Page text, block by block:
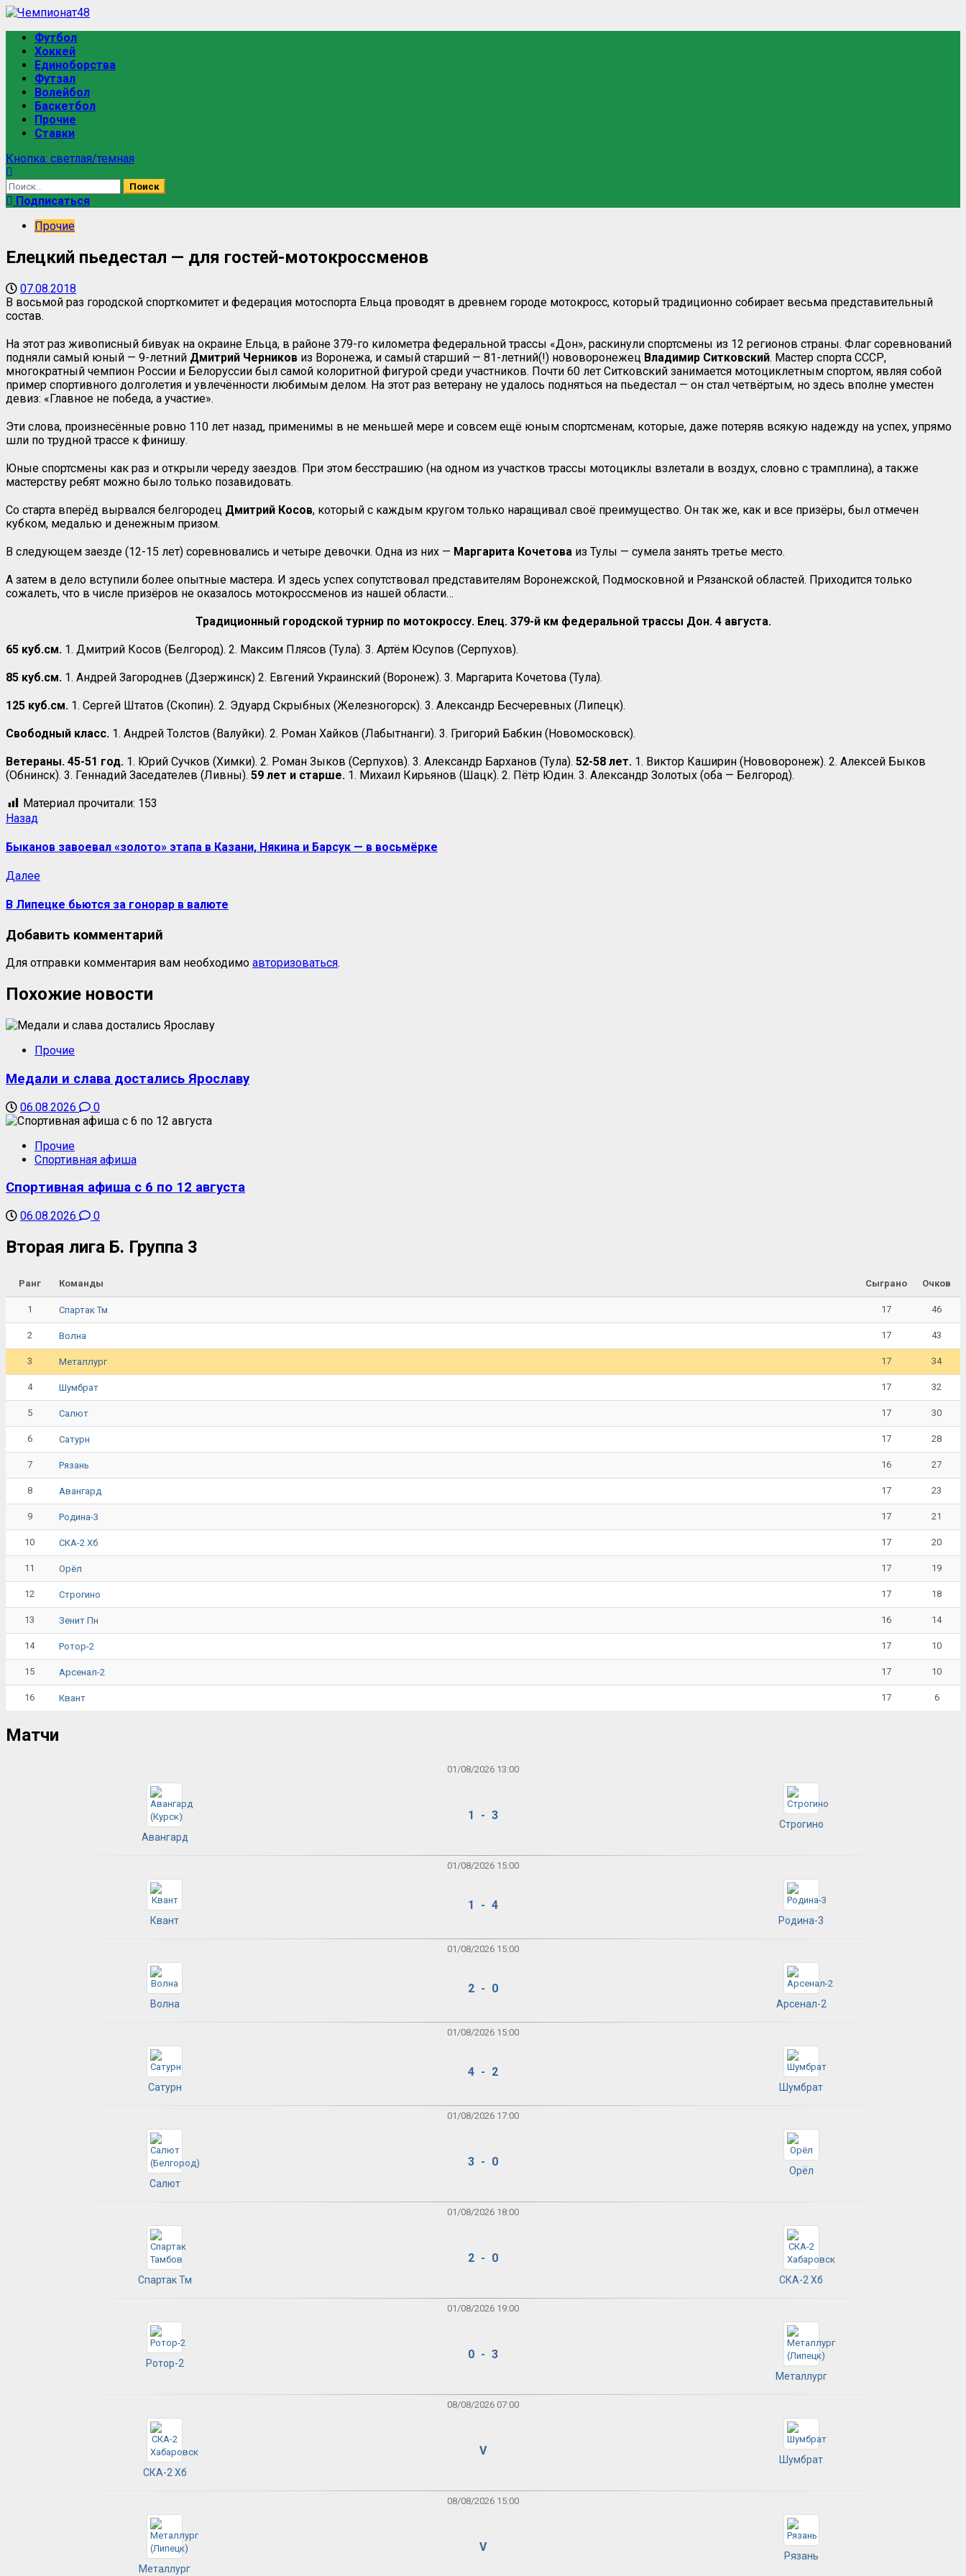
Футбол
Хоккей
Единоборства
Футзал
Волейбол
Баскетбол
Прочие
Ставки
Кнопка: светлая/темная
Подписаться
Прочие
Елецкий пьедестал — для гостей-мотокроссменов
07.08.2018
В восьмой раз городской спорткомитет и федерация мотоспорта Ельца проводят в древнем городе мотокросс, который традиционно собирает весьма представительный
состав.
На этот раз живописный бивуак на окраине Ельца, в районе 379-го километра федеральной трассы «Дон», раскинули спортсмены из 12 регионов страны. Флаг соревнований
подняли самый юный — 9-летний Дмитрий Черников из Воронежа, и самый старший — 81-летний(!) нововоронежец Владимир Ситковский. Мастер спорта СССР,
многократный чемпион России и Белоруссии был самой колоритной фигурой среди участников. Почти 60 лет Ситковский занимается мотоциклетным спортом, являя собой
пример спортивного долголетия и увлечённости любимым делом. На этот раз ветерану не удалось подняться на пьедестал — он стал четвёртым, но здесь вполне уместен
девиз: «Главное не победа, а участие».
Эти слова, произнесённые ровно 110 лет назад, применимы в не меньшей мере и совсем ещё юным спортсменам, которые, даже потеряв всякую надежду на успех, упрямо
шли по трудной трассе к финишу.
Юные спортсмены как раз и открыли череду заездов. При этом бесстрашию (на одном из участков трассы мотоциклы взлетали в воздух, словно с трамплина), а также
мастерству ребят можно было только позавидовать.
Со старта вперёд вырвался белгородец Дмитрий Косов, который с каждым кругом только наращивал своё преимущество. Он так же, как и все призёры, был отмечен
кубком, медалью и денежным призом.
В следующем заезде (12-15 лет) соревновались и четыре девочки. Одна из них — Маргарита Кочетова из Тулы — сумела занять третье место.
А затем в дело вступили более опытные мастера. И здесь успех сопутствовал представителям Воронежской, Подмосковной и Рязанской областей. Приходится только
сожалеть, что в числе призёров не оказалось мотокроссменов из нашей области…
Традиционный городской турнир по мотокроссу. Елец. 379-й км федеральной трассы Дон. 4 августа.
65 куб.см. 1. Дмитрий Косов (Белгород). 2. Максим Плясов (Тула). 3. Артём Юсупов (Серпухов).
85 куб.см. 1. Андрей Загороднев (Дзержинск) 2. Евгений Украинский (Воронеж). 3. Маргарита Кочетова (Тула).
125 куб.см. 1. Сергей Штатов (Скопин). 2. Эдуард Скрыбных (Железногорск). 3. Александр Бесчеревных (Липецк).
Свободный класс. 1. Андрей Толстов (Валуйки). 2. Роман Хайков (Лабытнанги). 3. Григорий Бабкин (Новомосковск).
Ветераны. 45-51 год. 1. Юрий Сучков (Химки). 2. Роман Зыков (Серпухов). 3. Александр Барханов (Тула). 52-58 лет. 1. Виктор Каширин (Нововоронеж). 2. Алексей Быков
(Обнинск). 3. Геннадий Заседателев (Ливны). 59 лет и старше. 1. Михаил Кирьянов (Шацк). 2. Пётр Юдин. 3. Александр Золотых (оба — Белгород).
Материал прочитали: 153
Назад
Быканов завоевал «золото» этапа в Казани, Някина и Барсук — в восьмёрке
Далее
В Липецке бьются за гонорар в валюте
Добавить комментарий
Для отправки комментария вам необходимо авторизоваться.
Похожие новости
Прочие
Медали и слава достались Ярославу
06.08.2026 0
Прочие
Спортивная афиша
Спортивная афиша с 6 по 12 августа
06.08.2026 0
Вторая лига Б. Группа 3
Ранг Команды Сыграно Очков
1 Спартак Тм 17 46
2 Волна 17 43
3 Металлург 17 34
4 Шумбрат 17 32
5 Салют 17 30
6 Сатурн 17 28
7 Рязань 16 27
8 Авангард 17 23
9 Родина-3 17 21
10 СКА-2 Хб 17 20
11 Орёл 17 19
12 Строгино 17 18
13 Зенит Пн 16 14
14 Ротор-2 17 10
15 Арсенал-2 17 10
16 Квант 17 6
Матчи
01/08/2026 13:00
Авангард
1 - 3
Строгино
01/08/2026 15:00
Квант
1 - 4
Родина-3
01/08/2026 15:00
Волна
2 - 0
Арсенал-2
01/08/2026 15:00
Сатурн
4 - 2
Шумбрат
01/08/2026 17:00
Салют
3 - 0
Орёл
01/08/2026 18:00
Спартак Тм
2 - 0
СКА-2 Хб
01/08/2026 19:00
Ротор-2
0 - 3
Металлург
08/08/2026 07:00
СКА-2 Хб
V
Шумбрат
08/08/2026 15:00
Металлург
V
Рязань